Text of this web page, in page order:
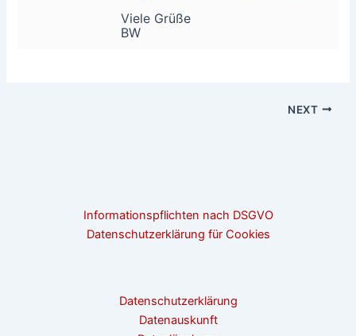
Viele Grüße
BW
NEXT
Informationspflichten nach DSGVO
Datenschutzerklärung für Cookies
Datenschutzerklärung
Datenauskunft